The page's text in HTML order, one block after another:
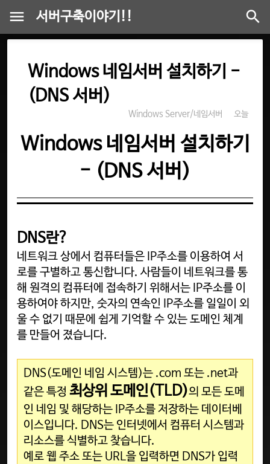
서버구축이야기!!
Windows 네임서버 설치하기 -
(DNS 서버)
Windows Server/네임서버 오늘
Windows 네임서버 설치하기
- (DNS 서버)
DNS란?
네트워크 상에서 컴퓨터들은 IP주소를 이용하여 서
로를 구별하고 통신합니다. 사람들이 네트워크를 통
해 원격의 컴퓨터에 접속하기 위해서는 IP주소를 이
용하여야 하지만, 숫자의 연속인 IP주소를 일일이 외
울 수 없기 때문에 쉽게 기억할 수 있는 도메인 체계
를 만들어 졌습니다.
DNS(도메인 네임 시스템)는 .com 또는 .net과
같은 특정 최상위 도메인(TLD)의 모든 도메
인 네임 및 해당하는 IP주소를 저장하는 데이터베
이스입니다. DNS는 인터넷에서 컴퓨터 시스템과
리소스를 식별하고 찾습니다.
예로 웹 주소 또는 URL을 입력하면 DNS가 입력